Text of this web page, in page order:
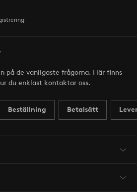
på de vanligaste frågorna. Här finns
du enklast kontaktar oss.
Beställning Betalsätt